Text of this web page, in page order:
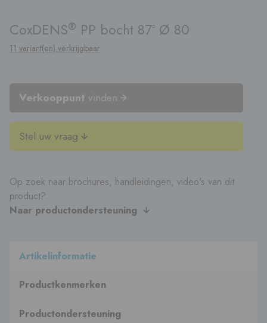
CoxDENS® PP bocht 87º Ø 80
11 variant(en) verkrijgbaar
Verkooppunt vinden
Stel uw vraag
Op zoek naar brochures, handleidingen, video's van dit
product?
Naar productondersteuning
Artikelinformatie
Productkenmerken
Productondersteuning